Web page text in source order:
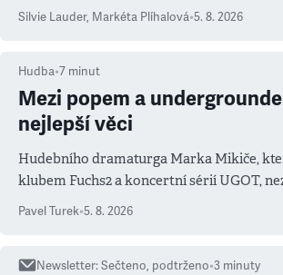
Silvie Lauder, Markéta Plíhalová•5. 8. 2026
Hudba•7 minut
Mezi popem a
nejlepší věci
Hudebního dramaturga Marka Mikiče,
klubem Fuchs2 a koncertní sérií UGOT,
ale atmosféra
Pavel Turek•5. 8. 2026
Newsletter:Sečteno, podtrženo•3 minuty